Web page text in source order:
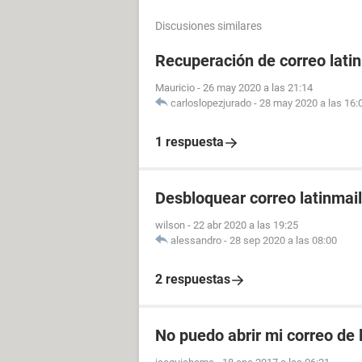
Discusiones similares
Recuperación de correo
Mauricio - 26 may 2020 a las 21:14
carloslopezjurado - 28 may 2020 a las
1 respuesta
Desbloquear correo latinmail
wilson - 22 abr 2020 a las 19:25
alessandro - 28 sep 2020 a las 08:00
2 respuestas
No puedo abrir mi correo de